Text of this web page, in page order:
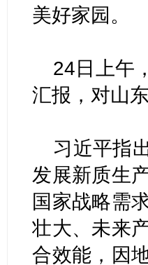
美好家园。
24日上午
汇报，对山
习近平指
发展新质生
国家战略需
壮大、未来
合效能，因